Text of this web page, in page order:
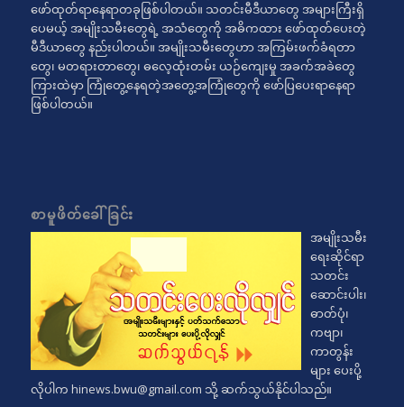
ဖော်ထုတ်ရာနေရာတခုဖြစ်ပါတယ်။ သတင်းမီဒီယာတွေ အများကြီးရှိ
ပေမယ့် အမျိုးသမီးတွေရဲ့ အသံတွေကို အဓိကထား ဖော်ထုတ်ပေးတဲ့
မီဒီယာတွေ နည်းပါတယ်။ အမျိုးသမီးတွေဟာ အကြမ်းဖက်ခံရတာ
တွေ၊ မတရားတာတွေ၊ ဓလေ့ထုံးတမ်း ယဉ်ကျေးမှု အခက်အခဲတွေ
ကြားထဲမှာ ကြုံတွေ့နေရတဲ့အတွေ့အကြုံတွေကို ဖော်ပြပေးရာနေရာ
ဖြစ်ပါတယ်။
စာမူဖိတ်ခေါ်ခြင်း
အမျိုးသမီး
ရေးဆိုင်ရာ
သတင်း
ဆောင်းပါး၊
ဓာတ်ပုံ၊
ကဗျာ၊
ကာတွန်း
များ ပေးပို့
လိုပါက hinews.bwu@gmail.com သို့ ဆက်သွယ်နိုင်ပါသည်။